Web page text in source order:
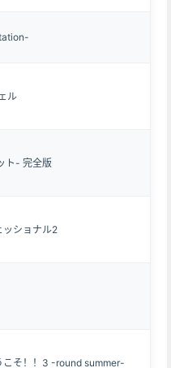
ル
ト- 完全版
ッショナル2
こそ！！3 -round summer-